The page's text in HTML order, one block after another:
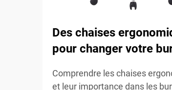
Des chaises
pour changer votre
Comprendre les chaises
et leur importance dans les